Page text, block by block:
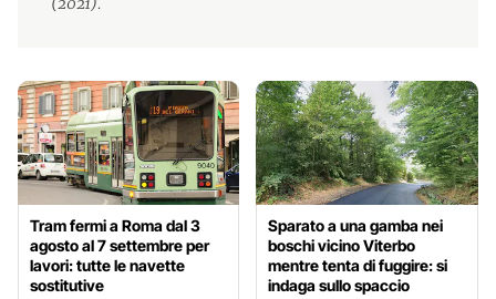
Tram fermi a Roma dal 3
agosto al 7 settembre per
lavori: tutte le navette
sostitutive
Sparato a una gamba nei
boschi vicino Viterbo
mentre tenta di fuggire: si
indaga sullo spaccio